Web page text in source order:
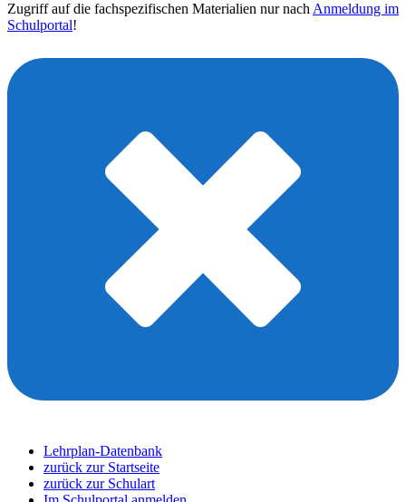
Zugriff auf die fachspezifischen Materialien nur nach Anmeldung im
Schulportal!
Lehrplan-Datenbank
zurück zur Startseite
zurück zur Schulart